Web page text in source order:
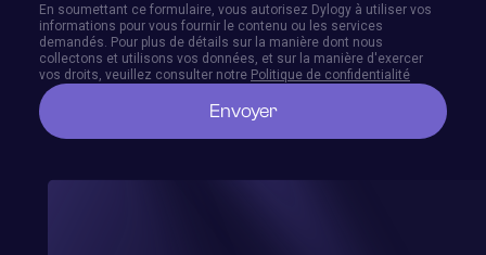
En soumettant ce formulaire, vous autorisez Dylogy à utiliser vos
informations pour vous fournir le contenu ou les services
demandés. Pour plus de détails sur la manière dont nous
collectons et utilisons vos données, et sur la manière d'exercer
vos droits, veuillez consulter notre Politique de confidentialité